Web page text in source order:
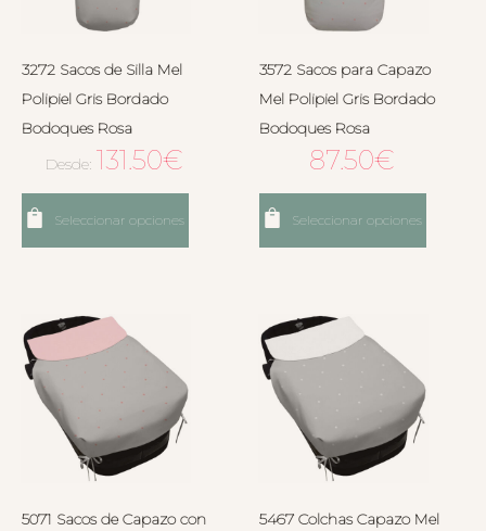
3272 Sacos de Silla Mel
Polipiel Gris Bordado
Bodoques Rosa
Desde: 131.50€
Seleccionar opciones
3572 Sacos para Capazo
Mel Polipiel Gris Bordado
Bodoques Rosa
87.50€
Seleccionar opciones
5071 Sacos de Capazo con
5467 Colchas Capazo Mel